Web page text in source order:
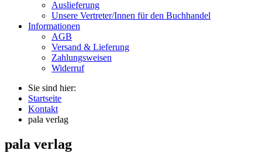
Auslieferung
Unsere Vertreter/Innen für den Buchhandel
Informationen
AGB
Versand & Lieferung
Zahlungsweisen
Widerruf
Sie sind hier:
Startseite
Kontakt
pala verlag
pala verlag